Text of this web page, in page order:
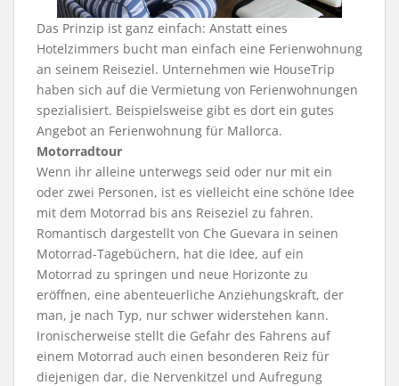
Das Prinzip ist ganz einfach: Anstatt eines
Hotelzimmers bucht man einfach eine Ferienwohnung
an seinem Reiseziel. Unternehmen wie HouseTrip
haben sich auf die Vermietung von Ferienwohnungen
spezialisiert. Beispielsweise gibt es dort ein gutes
Angebot an Ferienwohnung für Mallorca.
Motorradtour
Wenn ihr alleine unterwegs seid oder nur mit ein
oder zwei Personen, ist es vielleicht eine schöne Idee
mit dem Motorrad bis ans Reiseziel zu fahren.
Romantisch dargestellt von Che Guevara in seinen
Motorrad-Tagebüchern, hat die Idee, auf ein
Motorrad zu springen und neue Horizonte zu
eröffnen, eine abenteuerliche Anziehungskraft, der
man, je nach Typ, nur schwer widerstehen kann.
Ironischerweise stellt die Gefahr des Fahrens auf
einem Motorrad auch einen besonderen Reiz für
diejenigen dar, die Nervenkitzel und Aufregung